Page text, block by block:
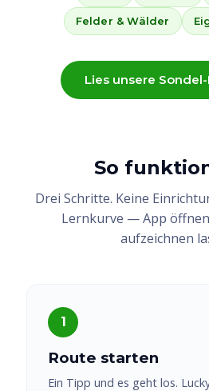
Felder & Wälder
Lies unsere
So
Drei Schritte. Keine
Lernkurve — App
aufzeichnen
Route starten
Ein Tipp und es geht los.